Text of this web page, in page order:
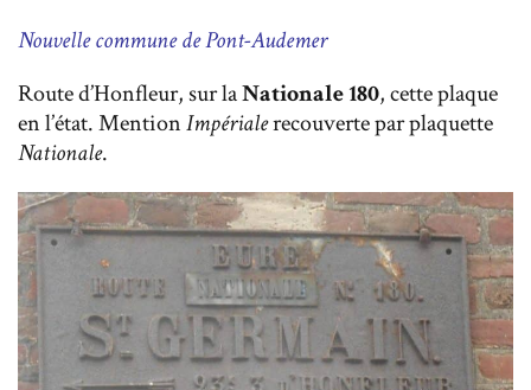
Nouvelle commune de Pont-Audemer
Route d’Honfleur, sur laNationale 180, cette plaque
en l’état. MentionImpérialerecouverte par plaquette
Nationale.